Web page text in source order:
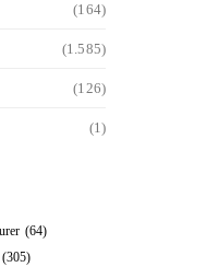
(164)
(1.585)
(126)
(1)
(64)
(305)